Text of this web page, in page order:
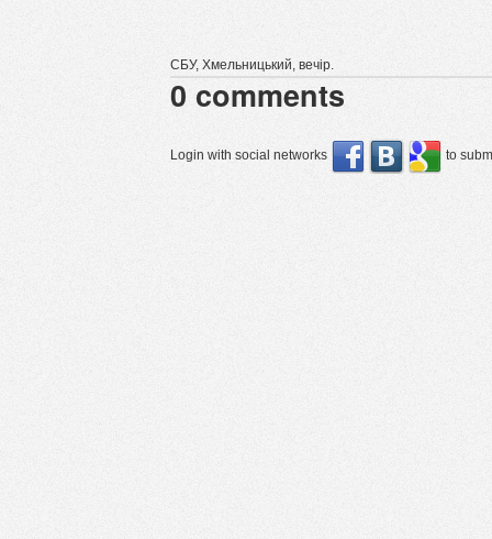
СБУ, Хмельницький, вечір.
0 comments
Login with social networks to